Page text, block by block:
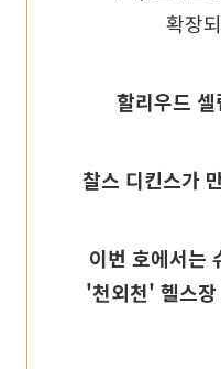
확장
할리우드
찰스 디킨스가
이번 호에서는
'천외천' 헬스